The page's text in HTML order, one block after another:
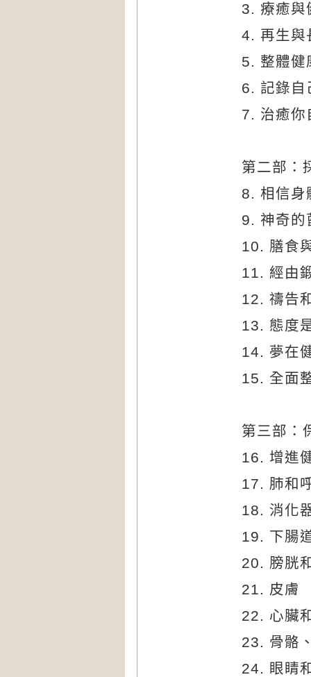
3. 療癒與
4. 再生與
5. 整體健
6. 記錄自
7. 治癒你
第二部：
8. 相信身
9. 神奇的
10. 膳食
11. 經由
12. 禱告
13. 態度
14. 夢在
15. 全面
第三部：
16. 增進
17. 肺和
18. 消化
19. 下腸
20. 膀胱
21. 皮膚
22. 心臟
23. 骨骼
24. 眼睛